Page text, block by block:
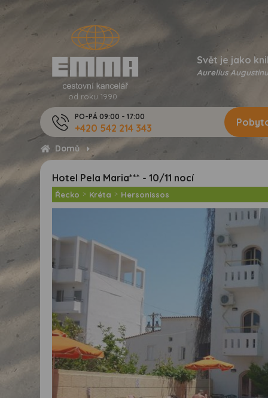
od roku 1990
Svět je jako
Aurelius
PO-PÁ 09:00 - 17:00
+420 542 214 343
Domů
Hotel Pela Maria*** - 10/11 nocí
Řecko > Kréta > Hersonissos